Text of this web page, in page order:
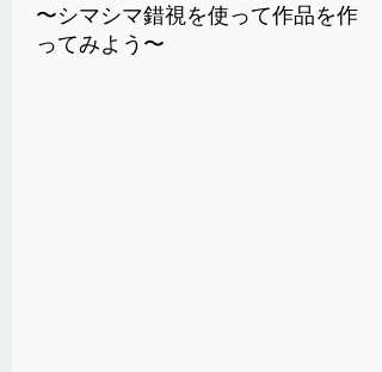
〜シマシマ錯視を使って作品を作
ってみよう〜